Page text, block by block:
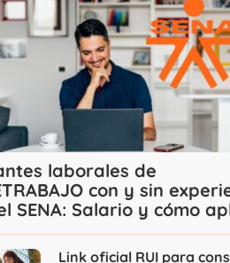
laborales de
con y sin
SENA: Salario y cómo
Link oficial RUI para